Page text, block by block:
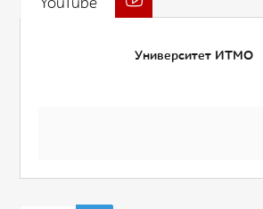
Университет ИТМО